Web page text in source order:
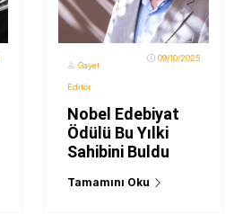
Gayet
Editör
09/10/2025
Nobel Edebiyat
Ödülü Bu Yılki
Sahibini Buldu
Tamamını Oku